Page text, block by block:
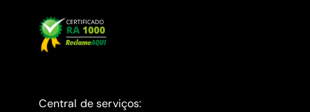
Central de serviços: